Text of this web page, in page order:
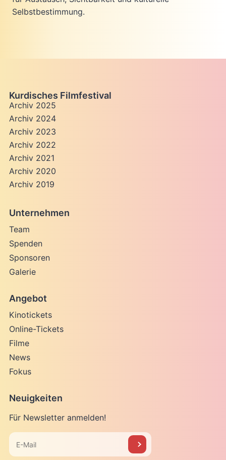
Selbstbestimmung.
Kurdisches Filmfestival
Archiv 2025
Archiv 2024
Archiv 2023
Archiv 2022
Archiv 2021
Archiv 2020
Archiv 2019
Unternehmen
Team
Spenden
Sponsoren
Galerie
Angebot
Kinotickets
Online-Tickets
Filme
News
Fokus
Neuigkeiten
Für Newsletter anmelden!
E-
Mail